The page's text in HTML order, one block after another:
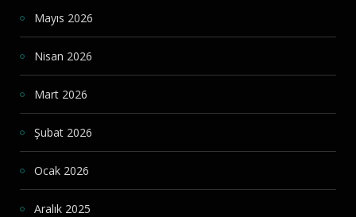
Mayıs 2026
Nisan 2026
Mart 2026
Şubat 2026
Ocak 2026
Aralık 2025